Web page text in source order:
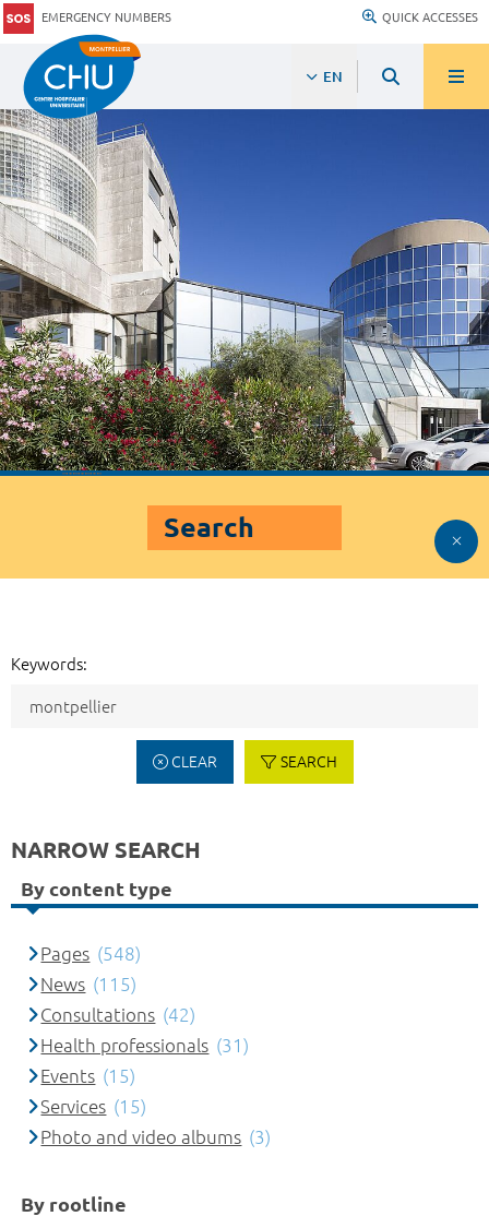
EMERGENCY NUMBERS QUICK ACCESSES
EN
Search
Keywords:
CLEAR SEARCH
NARROW SEARCH
By content type
Pages (548)
News (115)
Consultations (42)
Health professionals (31)
Events (15)
Services (15)
Photo and video albums (3)
By rootline